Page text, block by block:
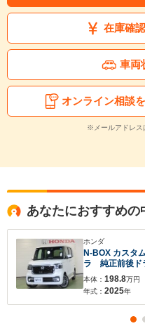
在庫確
車両
オンライン相談
※メールアドレス
あなたにおすすめの
ホンダ
N-BOX カスタ
ラ 純正前後
付き
本体： 198.8万円
年式： 2025年